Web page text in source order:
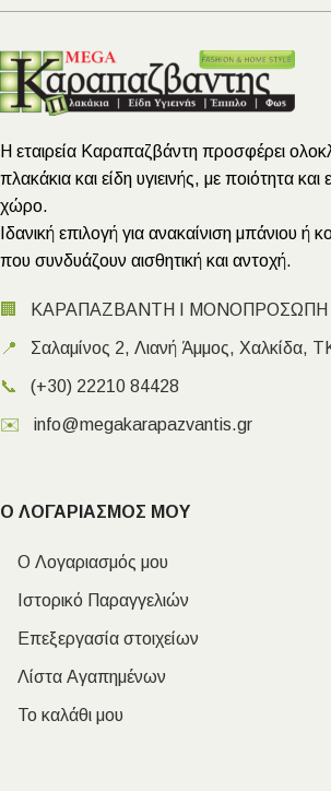
Η εταιρεία Καραπαζβάντη προσφέρει
πλακάκια και είδη υγιεινής, με ποιότητα και
χώρο.
Ιδανική επιλογή για ανακαίνιση μπάνιου ή
που συνδυάζουν αισθητική και αντοχή.
🏢 ΚΑΡΑΠΑΖΒΑΝΤΗ Ι ΜΟΝΟΠΡΟΣΩΠΗ
📍 Σαλαμίνος 2, Λιανή Άμμος, Χαλκίδα,
📞 (+30) 22210 84428
✉️ info@megakarapazvantis.gr
Ο ΛΟΓΑΡΙΑΣΜΟΣ ΜΟΥ
Ο Λογαριασμός μου
Ιστορικό Παραγγελιών
Επεξεργασία στοιχείων
Λίστα Αγαπημένων
Το καλάθι μου